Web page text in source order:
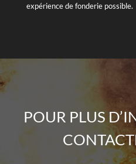
expérience de fonderie possible.
POUR PLUS